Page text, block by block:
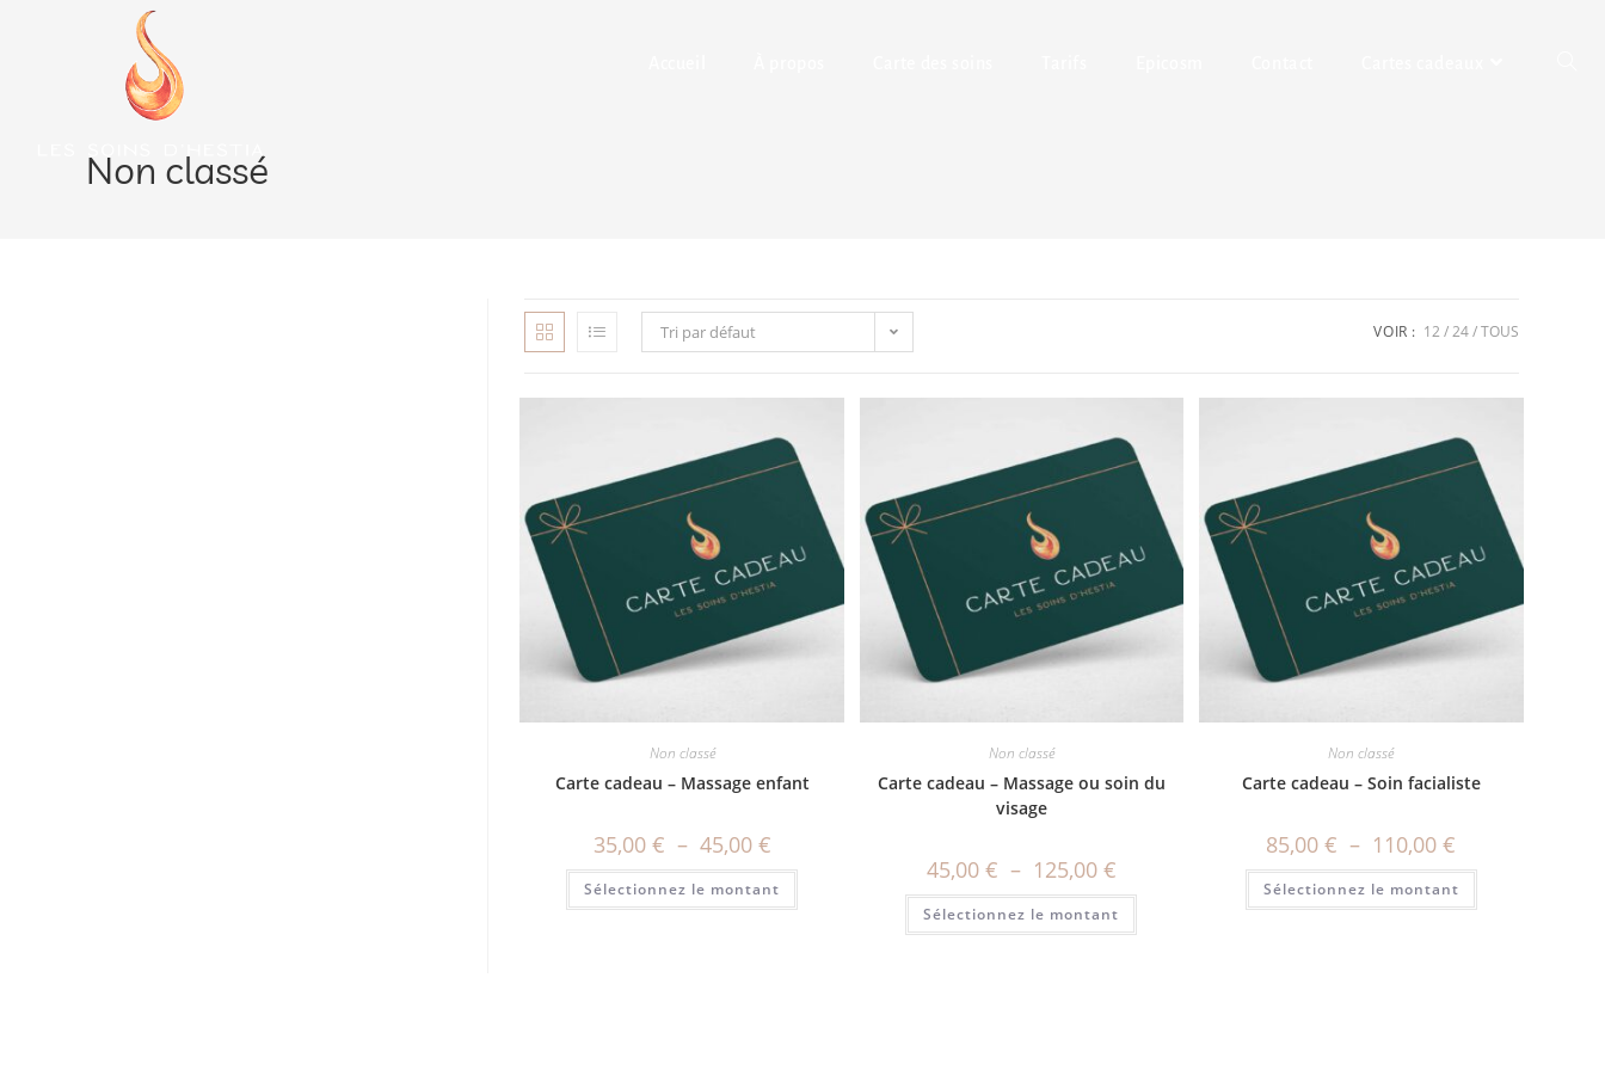
Non classé
Tri par défaut VOIR : 12 24 TOUS
Non classé
Carte cadeau – Massage enfant
35,00 € – 45,00 €
Sélectionnez le montant
Non classé
Carte cadeau – Massage ou soin du
visage
45,00 € – 125,00 €
Sélectionnez le montant
Non classé
Carte cadeau – Soin facialiste
85,00€ – 110,00€
Sélectionnez le montant